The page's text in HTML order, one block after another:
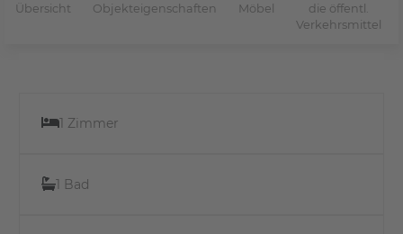
Übersicht Objekteigenschaften Möbel
die öffentl.
Verkehrsmittel
1 Zimmer
1 Bad